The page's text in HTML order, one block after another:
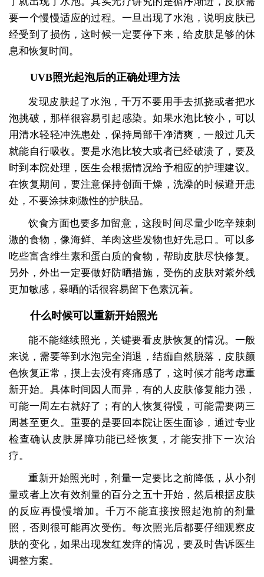
要一个慢慢适应的过程。一旦出现了水泡，说明皮肤已
经受到了损伤，这时候一定要停下来，给皮肤足够的休
息和恢复时间。
UVB照光起泡后的正确处理方法
发现皮肤起了水泡，千万不要用手去抓挠或者把水
泡挑破，那样很容易引起感染。如果水泡比较小，可以
用清水轻轻冲洗患处，保持局部干净清爽，一般过几天
就能自行吸收。要是水泡比较大或者已经破溃了，要及
时到本院处理，医生会根据情况给予相应的护理建议。
在恢复期间，要注意保持创面干燥，洗澡的时候避开患
处，不要涂抹刺激性的护肤品。
饮食方面也要多加留意，这段时间尽量少吃辛辣刺
激的食物，像海鲜、羊肉这些发物也好先忌口。可以多
吃些富含维生素和蛋白质的食物，帮助皮肤尽快修复。
另外，外出一定要做好防晒措施，受伤的皮肤对紫外线
更加敏感，暴晒的话很容易留下色素沉着。
什么时候可以重新开始照光
能不能继续照光，关键要看皮肤恢复的情况。一般
来说，需要等到水泡完全消退，结痂自然脱落，皮肤颜
色恢复正常，摸上去没有疼痛感了，这时候才能考虑重
新开始。具体时间因人而异，有的人皮肤修复能力强，
可能一周左右就好了；有的人恢复得慢，可能需要两三
周甚至更久。重要的是要回本院让医生面诊，通过专业
检查确认皮肤屏障功能已经恢复，才能安排下一次治
疗。
重新开始照光时，剂量一定要比之前降低，从小剂
量或者上次有效剂量的百分之五十开始，然后根据皮肤
的反应再慢慢增加。千万不能直接按照起泡前的剂量
照，否则很可能再次受伤。每次照光后都要仔细观察皮
肤的变化，如果出现发红发痒的情况，要及时告诉医生
调整方案。